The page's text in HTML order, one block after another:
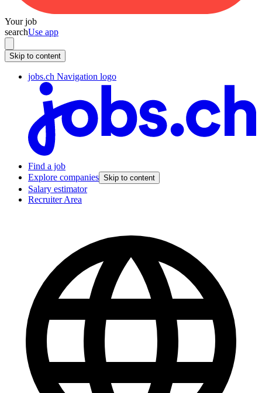
Your job
searchUse app
Skip to content
jobs.ch Navigation logo
Find a job
Explore companies Skip to content
Salary estimator
Recruiter Area